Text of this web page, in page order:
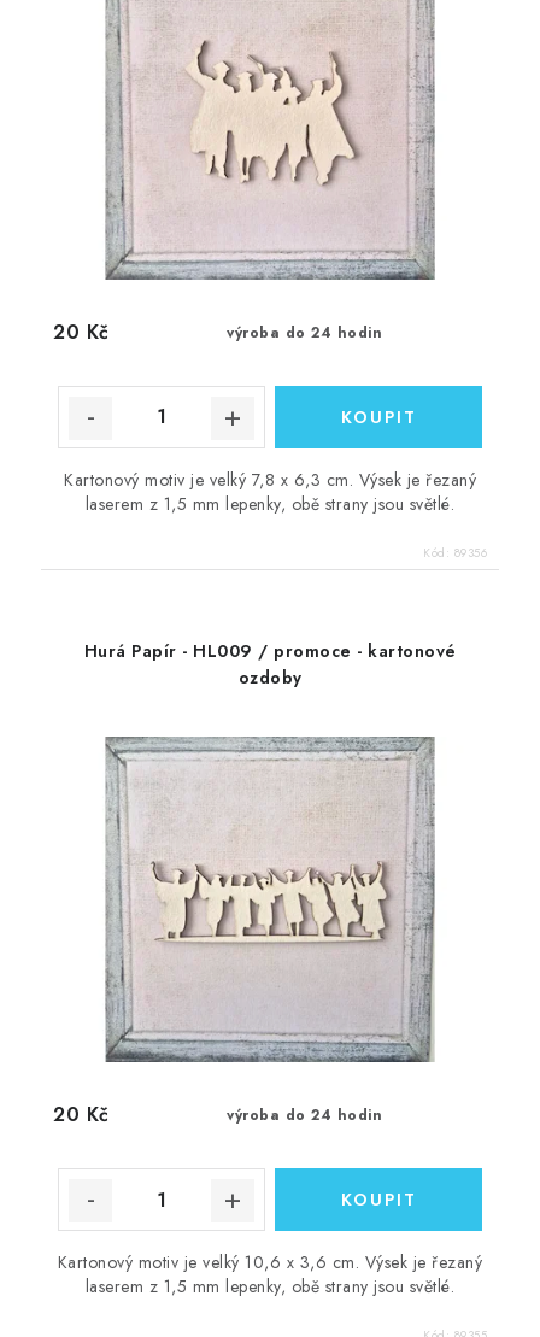
výroba do 24 hodin
20 Kč
Kartonový motiv je velký 7,8 x 6,3 cm. Výsek je řezaný
laserem z 1,5 mm lepenky, obě strany jsou světlé.
Kód: 89356
Hurá Papír - HL009 / promoce - kartonové
ozdoby
výroba do 24 hodin
20 Kč
Kartonový motiv je velký 10,6 x 3,6 cm. Výsek je řezaný
laserem z 1,5 mm lepenky, obě strany jsou světlé.